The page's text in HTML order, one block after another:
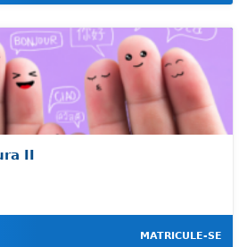
II
MATRICULE-SE